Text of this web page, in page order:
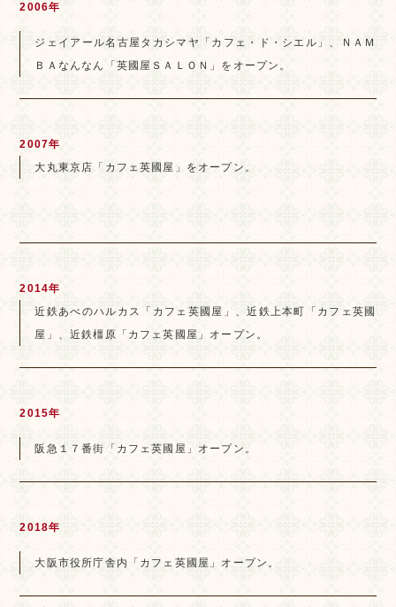
2006年
ジェイアール名古屋タカシマヤ「カフェ・ド・シエル」、ＮＡＭ
ＢＡなんなん「英國屋ＳＡＬＯＮ」をオープン。
2007年
大丸東京店「カフェ英國屋」をオープン。
2014年
近鉄あべのハルカス「カフェ英國屋」、近鉄上本町「カフェ英國
屋」、近鉄橿原「カフェ英國屋」オープン。
2015年
阪急１７番街「カフェ英國屋」オープン。
2018年
大阪市役所庁舎内「カフェ英國屋」オープン。